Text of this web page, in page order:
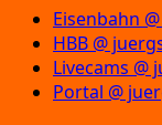
Eisenbahn
HBB @
Livecams @
Portal @